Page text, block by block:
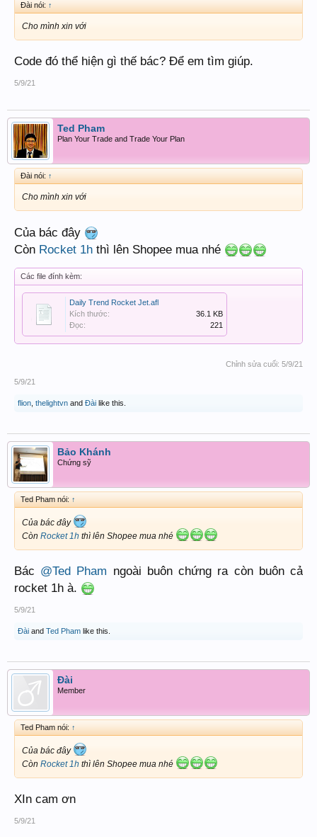
Đài nói: ↑
Cho mình xin với
Code đó thể hiện gì thế bác? Để em tìm giúp.
5/9/21
Ted Pham
Plan Your Trade and Trade Your Plan
Đài nói: ↑
Cho mình xin với
Của bác đây
Còn Rocket 1h thì lên Shopee mua nhé
Các file đính kèm:
Daily Trend Rocket Jet.afl
Kích thước:
36.1 KB
Đọc:
221
Chỉnh sửa cuối: 5/9/21
5/9/21
flion thelightvn and Đài like this.
Bảo Khánh
Chứng sỹ
Ted Pham nói: ↑
Của bác đây
Còn Rocket 1h thì lên Shopee mua nhé
Bác @Ted Pham ngoài buôn chứng ra còn buôn cả
rocket 1h à.
5/9/21
Đài and Ted Pham like this.
Đài
Member
Ted Pham nói: ↑
Của bác đây
Còn Rocket 1h thì lên Shopee mua nhé
XIn cam ơn
5/9/21